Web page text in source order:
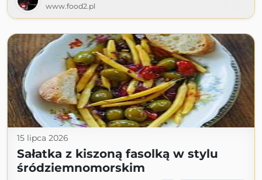
www.food2.pl
15 lipca 2026
Sałatka z kiszoną fasolką w stylu
śródziemnomorskim